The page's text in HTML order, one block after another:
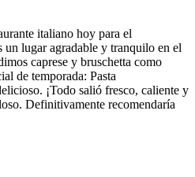
italiano hoy para el
un lugar agradable y tranquilo en el
caprese y bruschetta como
de temporada: Pasta
¡Todo salió fresco, caliente y
Definitivamente recomendaría